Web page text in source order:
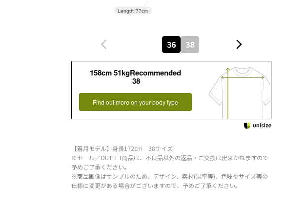
Length 77cm
36 38
158cm 51kgRecommended
38
Find out more on your body type
【着用モデル】身長172cm 38サイズ
※セール／OUTLET商品は、不良品以外の返品・ご交換は出来かねますので
予めご了承ください。
※商品画像はサンプルのため、デザイン、素材(混率等)、色味やサイズ等の
仕様に変更がある場合がございますので、予めご了承ください。